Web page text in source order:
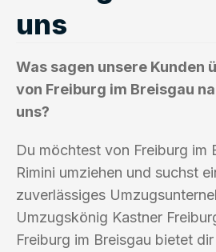
uns
Was sagen unsere Kunden
von Freiburg im Breisgau
uns?
Du möchtest von Freiburg im
Rimini umziehen und suchst
zuverlässiges
Umzugskönig Kastner
Freiburg im Breisgau bietet dir